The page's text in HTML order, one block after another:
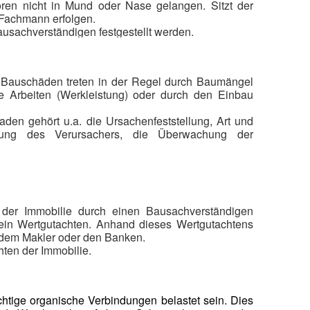
treten in der Regel durch Baumängel
(Werkleistung) oder durch den Einbau
gehört u.a. die Ursachenfeststellung, Art und
des Verursachers, die Überwachung der
nicht in Mund oder Nase gelangen. Sitzt der
erfolgen.
festgestellt werden.
Immobilie durch einen Bausachverständigen
Wertgutachten. Anhand dieses Wertgutachtens
Makler oder den Banken.
der Immobilie.
organische Verbindungen belastet sein. Dies